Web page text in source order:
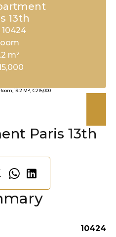
13th
10424
m²
19.2 M², €215,000
Paris 13th
10424